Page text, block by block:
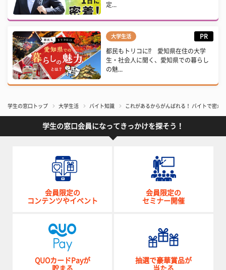
定...
大学生活 PR
都民もトリコに⁉ 愛知県在住の大学
生・社会人に聞く、愛知県での暮らし
の魅...
学生の窓口トップ 大学生活 バイト知識 これがあるからがんばれる！ バイトで密か
学生の窓口会員になってきっかけを探そう！
会員限定の
コンテンツやイベント
会員限定の
セミナー開催
QUOカードPayが
貯まる
抽選で豪華賞品が
当たる